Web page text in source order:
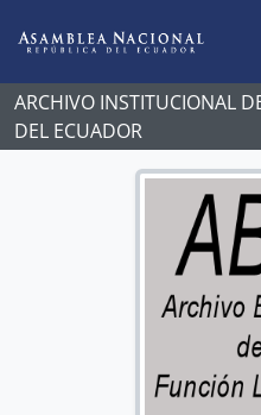
ARCHIVO INSTITUCIONAL
DEL ECUADOR